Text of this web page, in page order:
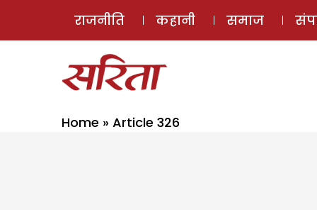
राजनीति कहानी समाज
Home » Article 326